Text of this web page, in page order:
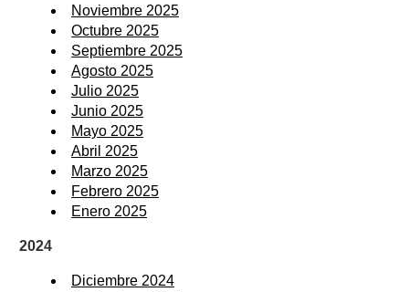
Noviembre 2025
Octubre 2025
Septiembre 2025
Agosto 2025
Julio 2025
Junio 2025
Mayo 2025
Abril 2025
Marzo 2025
Febrero 2025
Enero 2025
2024
Diciembre 2024